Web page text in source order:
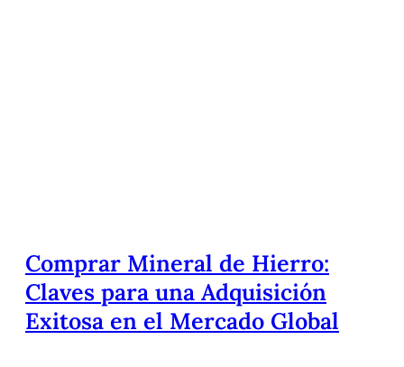
Comprar Mineral de Hierro:
Claves para una Adquisición
Exitosa en el Mercado Global